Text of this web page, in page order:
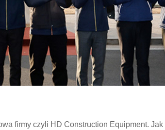
firmy czyli HD Construction Equipment. Jak